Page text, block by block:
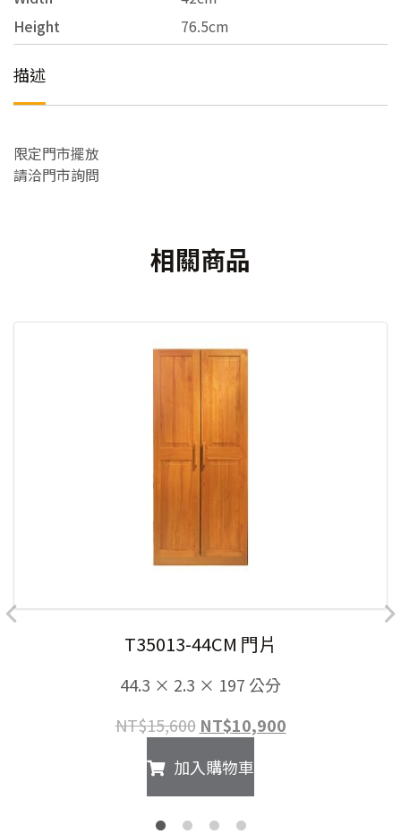
Height
76.5cm
描述
限定門市擺放
請洽門市詢問
相關商品
T35013-44CM 門片
44.3 × 2.3 × 197 公分
NT$15,600 原
價
格：
NT$15,600。
NT$10,900目
加入購物車